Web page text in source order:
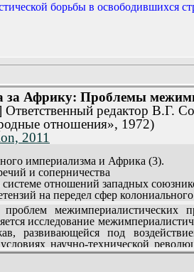
борьбы в освободившихся
за Африку: Проблемы
Ответственный редактор В.Г.
отношения», 1972)
2011
империализма и Африка (3).
и соперничества
отношений западных
на передел сфер
экспансии (48).
держав (58).
межимпериалистической борьбы
частных капиталов (83).
как средство конкурентной борьбы
межимпериалистических
исследование
развивающейся под
научно-технической
колониальных проблем с